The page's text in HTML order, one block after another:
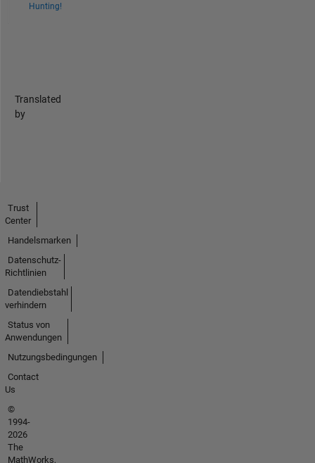
Hunting!
Translated
by
Trust
Center
Handelsmarken
Datenschutz-
Richtlinien
Datendiebstahl
verhindern
Status von
Anwendungen
Nutzungsbedingungen
Contact
Us
©
1994-
2026
The
MathWorks,